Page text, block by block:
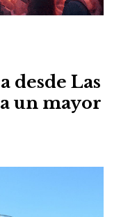
desde Las
a un mayor